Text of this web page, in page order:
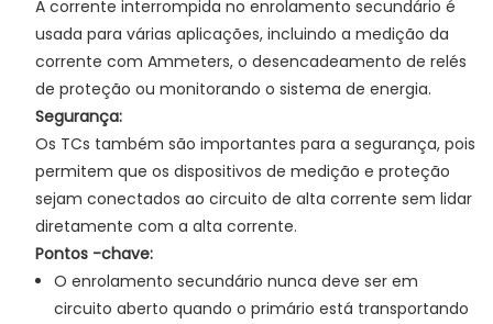
A corrente interrompida no enrolamento secundário é
usada para várias aplicações, incluindo a medição da
corrente com Ammeters, o desencadeamento de relés
de proteção ou monitorando o sistema de energia.
Segurança:
Os TCs também são importantes para a segurança, pois
permitem que os dispositivos de medição e proteção
sejam conectados ao circuito de alta corrente sem lidar
diretamente com a alta corrente.
Pontos -chave:
O enrolamento secundário nunca deve ser em
circuito aberto quando o primário está transportando